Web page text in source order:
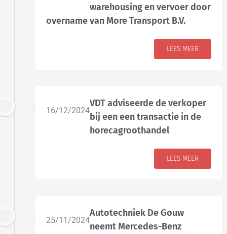
warehousing en vervoer door
overname van More Transport B.V.
LEES MEER
16/12/2024
VDT adviseerde de verkoper
bij een een transactie in de
horecagroothandel
LEES MEER
25/11/2024
Autotechniek De Gouw
neemt Mercedes-Benz